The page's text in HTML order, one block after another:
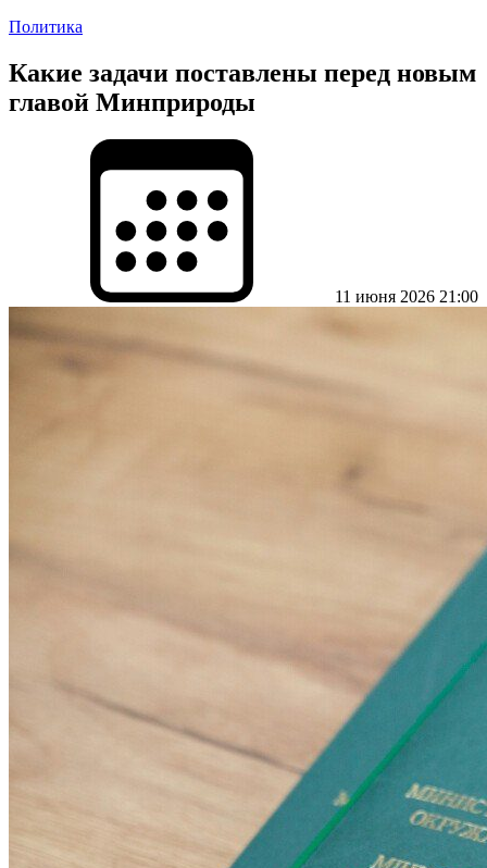
Политика
Какие задачи поставлены перед новым
главой Минприроды
11 июня 2026 21:00